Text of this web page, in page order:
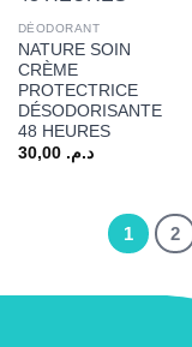
DÉODORANT
NATURE SOIN
CRÈME
PROTECTRICE
DÉSODORISANTE
48 HEURES
د.م. 30,00
1 2